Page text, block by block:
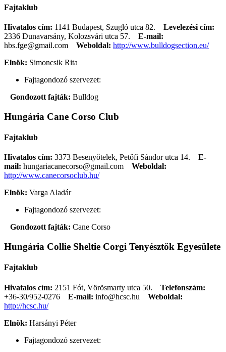
Fajtaklub
Hivatalos cím: 1141 Budapest, Szugló utca 82. Levelezési cím:
2336 Dunavarsány, Kolozsvári utca 57.
E-mail:
hbs.fge@gmail.com
Weboldal: http://www.bulldogsection.eu/
Elnök: Simoncsik Rita
Fajtagondozó szervezet:
Gondozott fajták: Bulldog
Hungária Cane Corso Club
Fajtaklub
Hivatalos cím: 3373 Besenyőtelek, Petőfi Sándor utca 14. E-
mail: hungariacanecorso@gmail.com
Weboldal:
http://www.canecorsoclub.hu/
Elnök: Varga Aladár
Fajtagondozó szervezet:
Gondozott fajták: Cane Corso
Hungária Collie Sheltie Corgi Tenyésztők Egyesülete
Fajtaklub
Hivatalos cím: 2151 Fót, Vörösmarty utca 50. Telefonszám:
+36-30/952-0276
E-mail: info@hcsc.hu
Weboldal:
http://hcsc.hu/
Elnök: Harsányi Péter
Fajtagondozó szervezet: